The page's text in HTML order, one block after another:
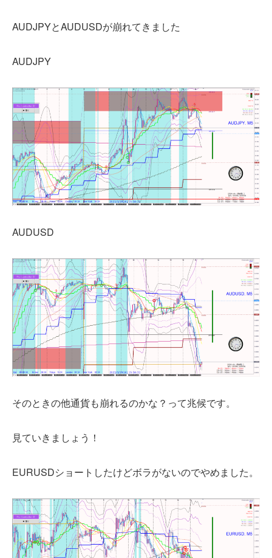
AUDJPYとAUDUSDが崩れてきました
AUDJPY
AUDUSD
そのときの他通貨も崩れるのかな？って兆候です。
見ていきましょう！
EURUSDショートしたけどボラがないのでやめました。